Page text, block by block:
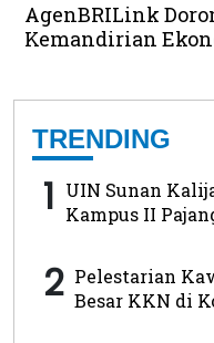
AgenBRILink
Kemandirian
TRENDING
1 UIN Sunan
Kampus II
2 Pelestarian
Besar KKN di